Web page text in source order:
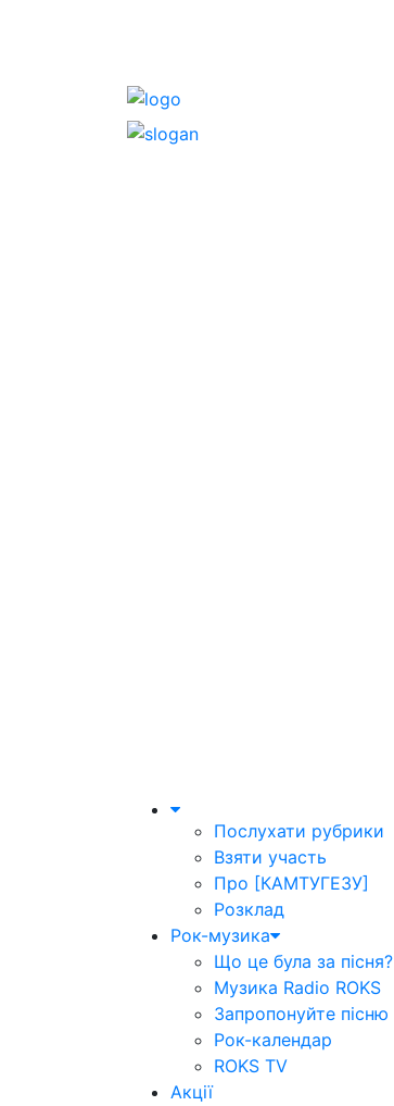
Послухати рубрики
Взяти участь
Про [КАМТУГЕЗУ]
Розклад
Рок-музика
Що це була за пісня?
Музика Radio ROKS
Запропонуйте пісню
Рок-календар
ROKS TV
Акції